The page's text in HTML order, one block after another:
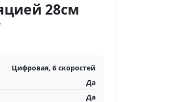
28см
Цифровая, 6 скоростей
Да
Да